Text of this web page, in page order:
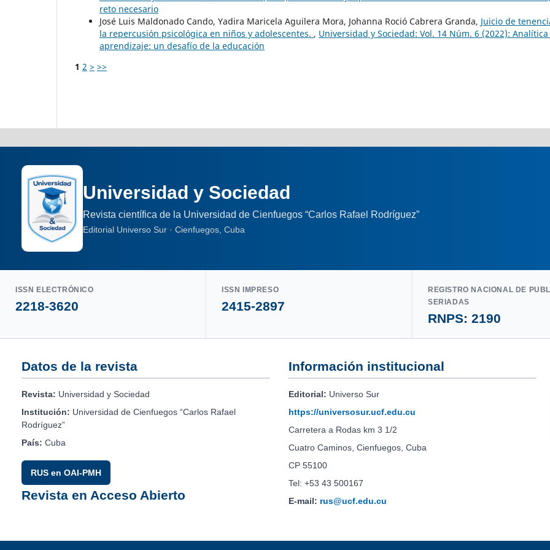
reto necesario
José Luis Maldonado Cando, Yadira Maricela Aguilera Mora, Johanna Roció Cabrera Granda, Juicio de
la repercusión psicológica en niños y adolescentes. , Universidad y Sociedad: Vol. 14 Núm. 6 (2022): Analítica
aprendizaje: un desafío de la educación
1 2 > >>
Universidad y Sociedad
Revista científica de la Universidad de Cienfuegos “Carlos Rafael Rodríguez”
Editorial Universo Sur · Cienfuegos, Cuba
ISSN ELECTRÓNICO
2218-3620
ISSN IMPRESO
2415-2897
REGISTRO NACIONAL DE
SERIADAS
RNPS: 2190
Datos de la revista
Revista: Universidad y Sociedad
Institución: Universidad de Cienfuegos “Carlos Rafael
Rodríguez”
País: Cuba
RUS en OAI-PMH
Revista en Acceso Abierto
Información institucional
Editorial: Universo Sur
https://universosur.ucf.edu.cu
Carretera a Rodas km 3 1/2
Cuatro Caminos, Cienfuegos, Cuba
CP 55100
Tel: +53 43 500167
E-mail: rus@ucf.edu.cu